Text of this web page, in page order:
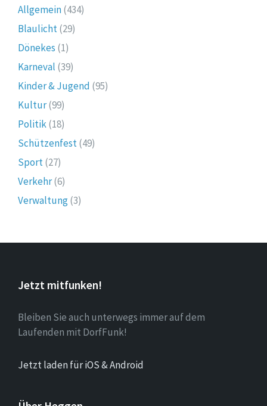
Allgemein(434)
Blaulicht(29)
Dönekes (1)
Karneval (39)
Kinder & Jugend (95)
Kultur(99)
Politik(18)
Schützenfest(49)
Sport(27)
Verkehr(6)
Verwaltung(3)
Jetzt mitfunken!
Bleiben Sie auch unterwegs immer auf dem
Laufenden mit DorfFunk!
Jetzt laden für iOS & Android